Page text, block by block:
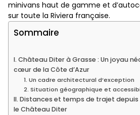
minivans haut de gamme et
sur toute la Riviera française.
Sommaire
I. Château Diter à Grasse : Un joyau
cœur de la Côte d’Azur
1. Un cadre architectural d’exception
2. Situation géographique et
II. Distances et temps de trajet
le Château Diter